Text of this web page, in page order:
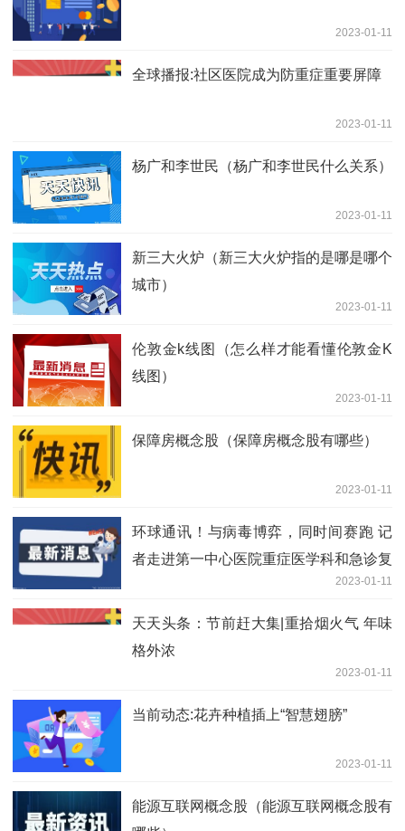
2023-01-11
全球播报:社区医院成为防重症重要屏障
2023-01-11
杨广和李世民（杨广和李世民什么关系）
2023-01-11
新三大火炉（新三大火炉指的是哪是哪个
城市）
2023-01-11
伦敦金k线图（怎么样才能看懂伦敦金K
线图）
2023-01-11
保障房概念股（保障房概念股有哪些）
2023-01-11
环球通讯！与病毒博弈，同时间赛跑 记
者走进第一中心医院重症医学科和急诊复
2023-01-11
天天头条：节前赶大集|重拾烟火气 年味
格外浓
2023-01-11
当前动态:花卉种植插上“智慧翅膀”
2023-01-11
能源互联网概念股（能源互联网概念股有